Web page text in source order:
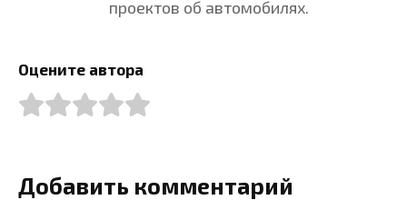
проектов об автомобилях.
Оцените автора
Добавить комментарий